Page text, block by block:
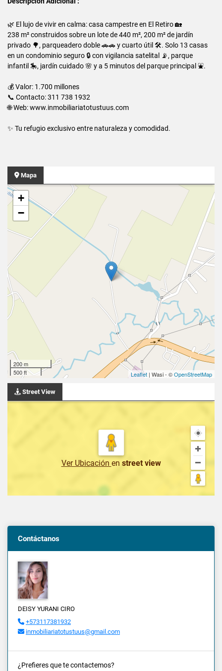
🌿 El lujo de vivir en calma: casa campestre en El Retiro 🏡
238 m² construidos sobre un lote de 440 m², 200 m² de jardín
privado 🌳, parqueadero doble 🚗🚗 y cuarto útil 🛠️. Solo 13 casas
en un condominio seguro 🔒 con vigilancia satelital 📡, parque
infantil 🎠, jardín cuidado 🌸 y a 5 minutos del parque principal ⛲.
💰 Valor: 1.700 millones
📞 Contacto: 311 738 1932
🌐 Web: www.inmobiliariatotustuus.com
✨ Tu refugio exclusivo entre naturaleza y comodidad.
Mapa
+
−
200 m
500 ft
Leaflet | Wasi - ©OpenStreetMap
Street View
Ver Ubicación en street view
Contáctanos
DEISY YURANI CIRO
+573117381932
inmobiliariatotustuus@gmail.com
¿Prefieres que te contactemos?